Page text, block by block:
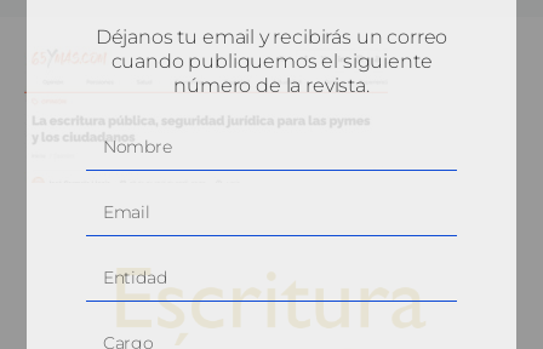
Déjanos tu email y recibirás un correo
cuando publiquemos el siguiente
número de la revista.